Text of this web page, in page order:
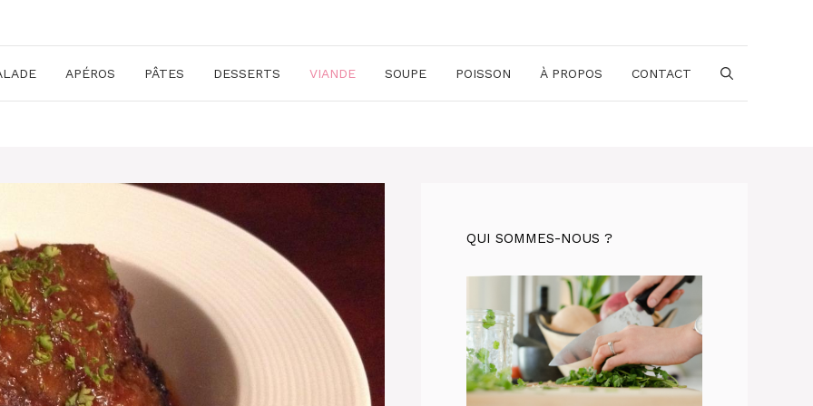
APÉROS PÂTES DESSERTS VIANDE SOUPE POISSON À PROPOS CONTACT
QUI SOMMES-NOUS ?